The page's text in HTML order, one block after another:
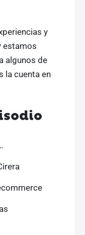
y
estamos
algunos de
la cuenta en